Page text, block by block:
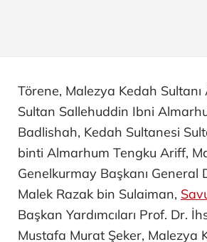
Törene, Malezya Kedah
Sultan Sallehuddin Ibni
Badlishah, Kedah Sultanesi
binti Almarhum Tengku Ariff,
Genelkurmay Başkanı General
Malek Razak bin Sulaiman,
Başkan Yardımcıları Prof. Dr.
Mustafa Murat Şeker, Malezya